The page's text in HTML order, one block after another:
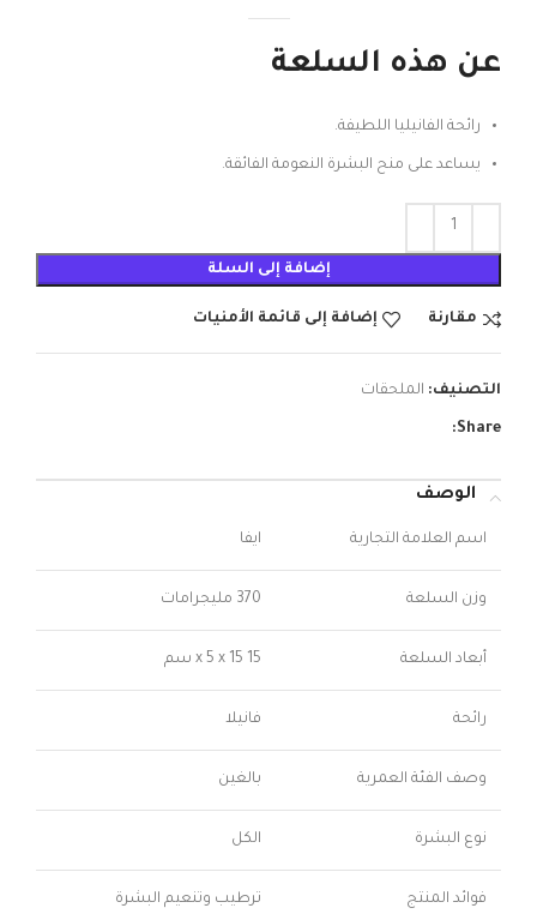
عن هذه السلعة
رائحة الفانيليا اللطيفة.
يساعد على منح البشرة النعومة الفائقة.
إضافة إلى السلة
مقارنة إضافة إلى قائمة الأمنيات
التصنيف: الملحقات
Share:
الوصف
اسم العلامة التجارية ايفا
وزن السلعة 370 مليجرامات
أبعاد السلعة 15 x 5 x 15 سم
رائحة فانيلا
وصف الفئة العمرية بالغين
نوع البشرة الكل
فوائد المنتج ترطيب وتنعيم البشرة